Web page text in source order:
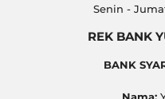
Senin -
REK BANK
BANK
Nama: